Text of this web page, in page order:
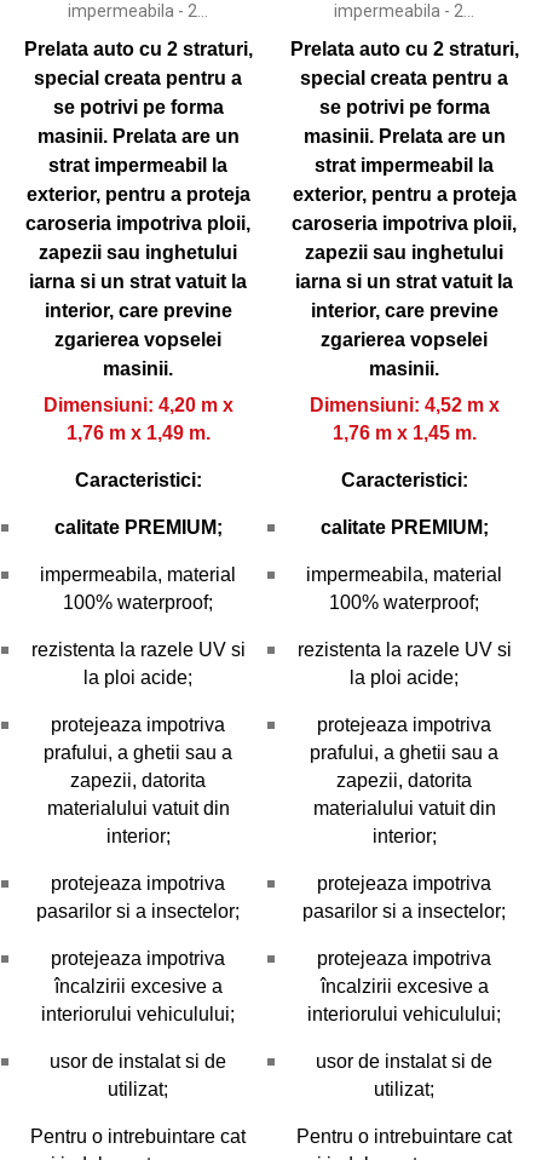
impermeabila - 2...
Prelata auto cu 2 straturi,
special creata pentru a
se potrivi pe forma
masinii. Prelata are un
strat impermeabil la
exterior, pentru a proteja
caroseria impotriva ploii,
zapezii sau inghetului
iarna si un strat vatuit la
interior, care previne
zgarierea vopselei
masinii.
Dimensiuni: 4,20 m x
1,76 m x 1,49 m.
Caracteristici:
calitate PREMIUM;
impermeabila, material
100% waterproof;
rezistenta la razele UV si
la ploi acide;
protejeaza impotriva
prafului, a ghetii sau a
zapezii, datorita
materialului vatuit din
interior;
protejeaza impotriva
pasarilor si a insectelor;
protejeaza impotriva
încalzirii excesive a
interiorului vehiculului;
usor de instalat si de
utilizat;
Pentru o intrebuintare cat
impermeabila - 2...
Prelata auto cu 2 straturi,
special creata pentru a
se potrivi pe forma
masinii. Prelata are un
strat impermeabil la
exterior, pentru a proteja
caroseria impotriva ploii,
zapezii sau inghetului
iarna si un strat vatuit la
interior, care previne
zgarierea vopselei
masinii.
Dimensiuni: 4,52 m x
1,76 m x 1,45 m.
Caracteristici:
calitate PREMIUM;
impermeabila, material
100% waterproof;
rezistenta la razele UV si
la ploi acide;
protejeaza impotriva
prafului, a ghetii sau a
zapezii, datorita
materialului vatuit din
interior;
protejeaza impotriva
pasarilor si a insectelor;
protejeaza impotriva
încalzirii excesive a
interiorului vehiculului;
usor de instalat si de
utilizat;
Pentru o intrebuintare cat